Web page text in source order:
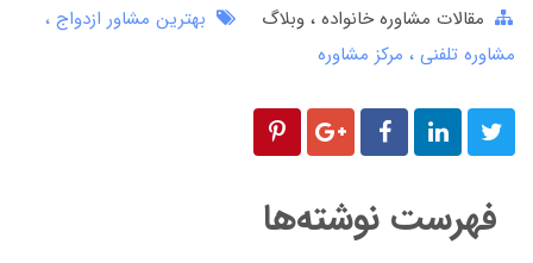
مقالات مشاوره خانواده وبلاگ
بهترین مشاور ازدواج
مشاوره تلفنی
مرکز مشاوره
فهرست نوشته‌ها